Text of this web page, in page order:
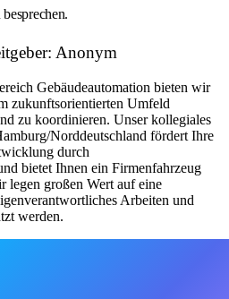
Anonym
Gebäudeautomation bieten wir
zukunftsorientierten Umfeld
zu koordinieren. Unser kollegiales
Norddeutschland fördert Ihre
durch
bietet Ihnen ein Firmenfahrzeug
legen großen Wert auf eine
Arbeiten und
werden.